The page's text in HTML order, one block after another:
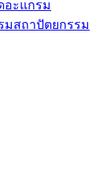
อะแกรม
มสถาปัตยกรรม